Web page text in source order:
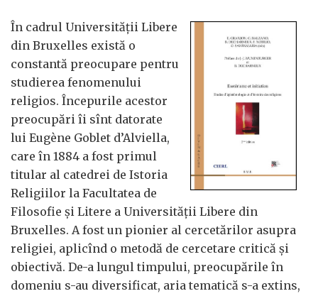
În cadrul Universităţii Libere
din Bruxelles există o
constantă preocupare pentru
studierea fenomenului
religios. Începurile acestor
preocupări îi sînt datorate
lui Eugène Goblet d’Alviella,
care în 1884 a fost primul
titular al catedrei de Istoria
Religiilor la Facultatea de
Filosofie şi Litere a Universităţii Libere din
Bruxelles. A fost un pionier al cercetărilor asupra
religiei, aplicînd o metodă de cercetare critică şi
obiectivă. De-a lungul timpului, preocupările în
domeniu s-au diversificat, aria tematică s-a extins,